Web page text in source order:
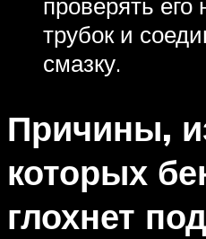
трубок и
смазку.
Причины,
которых
глохнет